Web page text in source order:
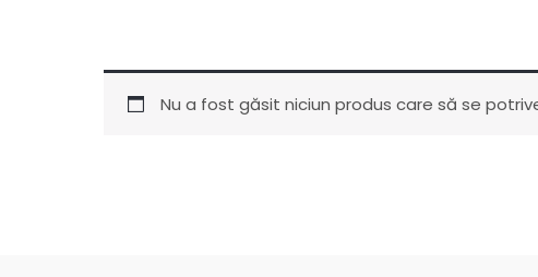
Nu a fost găsit niciun produs care să se